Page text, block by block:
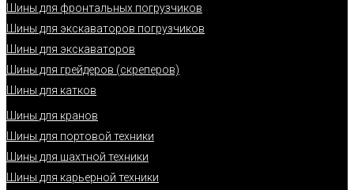
Шины для фронтальных погрузчиков
Шины для экскаваторов погрузчиков
Шины для экскаваторов
Шины для грейдеров (скреперов)
Шины для катков
Шины для кранов
Шины для портовой техники
Шины для шахтной техники
Шины для карьерной техники